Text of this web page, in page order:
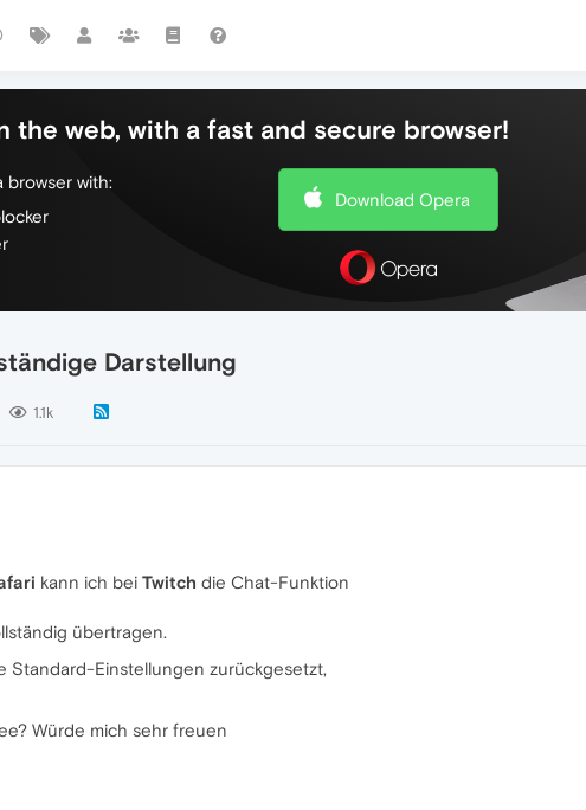
the web, with a fast and secure browser!
browser with:
Download Opera
Darstellung
1.1k
kann ich bei Twitch die Chat-Funktion
übertragen.
Standard-Einstellungen zurückgesetzt,
Würde mich sehr freuen